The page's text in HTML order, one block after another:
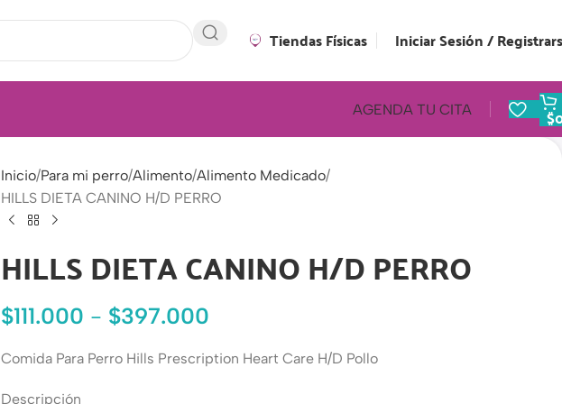
Tiendas Físicas Iniciar Sesión /
AGENDA TU CITA $
Inicio Para mi perro Alimento Alimento Medicado
HILLS DIETA CANINO H/D PERRO
HILLS DIETA CANINO H/D PERRO
$111.000 - $397.000
Comida Para Perro Hills Prescription Heart Care H/D Pollo
Descripción